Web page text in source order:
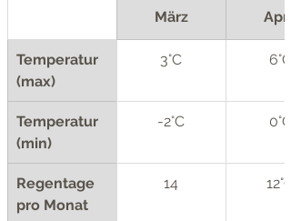
März April
Temperatur
(max)
3°C 6°C
Temperatur
(min)
-2°C 0°C
Regentage
pro Monat
14 12°C